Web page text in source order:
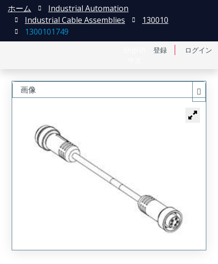
登録 ログイン
ホーム
Industrial Automation
Industrial Cable Assemblies
130010
1300101749
画像